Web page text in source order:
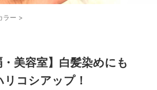
ラー >
・美容室】白髪染めにも
リコシアップ！